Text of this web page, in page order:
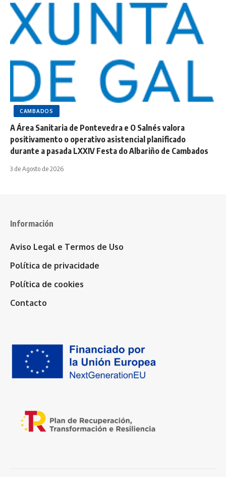
CAMBADOS
A Área Sanitaria de Pontevedra e O Salnés valora
positivamento o operativo asistencial planificado
durante a pasada LXXIV Festa do Albariño de Cambados
3 de Agosto de 2026
Información
Aviso Legal e Termos de Uso
Política de privacidade
Política de cookies
Contacto